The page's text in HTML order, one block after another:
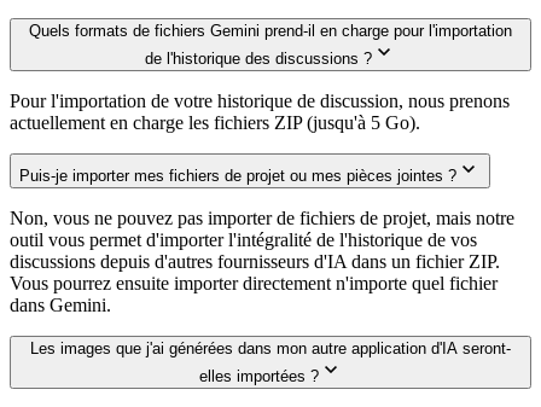
Quels formats de fichiers Gemini prend-il en charge pour l'importation
de l'historique des discussions ?
Pour l'importation de votre historique de discussion, nous prenons
actuellement en charge les fichiers ZIP (jusqu'à 5 Go).
Puis-je importer mes fichiers de projet ou mes pièces jointes ?
Non, vous ne pouvez pas importer de fichiers de projet, mais notre
outil vous permet d'importer l'intégralité de l'historique de vos
discussions depuis d'autres fournisseurs d'IA dans un fichier ZIP.
Vous pourrez ensuite importer directement n'importe quel fichier
dans Gemini.
Les images que j'ai générées dans mon autre application d'IA seront-
elles importées ?